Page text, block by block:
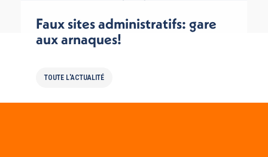
Faux sites administratifs: gare
aux arnaques!
TOUTE L'ACTUALITÉ